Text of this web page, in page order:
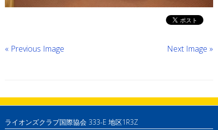
« Previous Image Next Image »
ライオンズクラブ国際協会 333-E 地区1R3Z